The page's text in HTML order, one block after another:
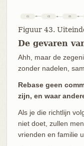
Figuur 43.
De gevaren
Ahh, maar de
zonder nadelen,
Rebase geen
zijn, en waar
Als je die richtlijn
niet doet, zullen
vrienden en familie